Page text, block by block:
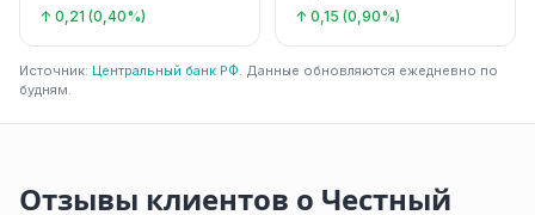
↑ 0,21 (0,40%)
↑ 0,15 (0,90%)
Источник: Центральный банк РФ. Данные обновляются ежедневно по
будням.
Отзывы клиентов о Честный